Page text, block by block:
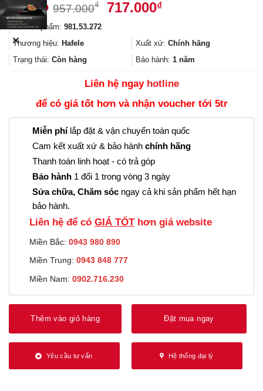
957.000₫
Giá
957.000₫.
717.000₫Giá
là:
717.000₫.
Mã sản phẩm: 981.53.272
Thương hiệu: Hafele Xuất xứ: Chính hãng
Trạng thái: Còn hàng Bảo hành: 1 năm
Liên hệ ngay hotline
để có giá tốt hơn và nhận voucher tới 5tr
Miễn phílắp đặt & vận chuyển toàn quốc
Cam kết xuất xứ & bảo hành chính hãng
Thanh toán linh hoạt - có trả góp
Bảo hành 1 đổi 1 trong vòng 3 ngày
Sửa chữa, Chăm sóc ngay cả khi sản phẩm hết hạn
bảo hành.
Liên hệ để có GIÁ TỐThơn giá website
Miền Bắc: 0943 980 890
Miền Trung: 0943 848 777
Miền Nam: 0902.716.230
Thêm vào giỏ hàng Đặt mua ngay
Yêu cầu tư vấn Hệ thống đại lý
✕